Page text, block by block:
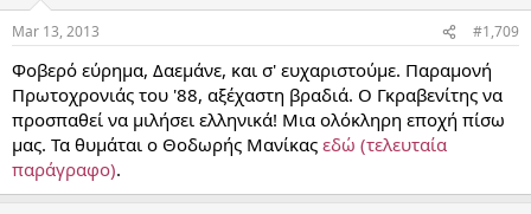
Mar 13, 2013 #1,709
Φοβερό εύρημα, Δαεμάνε, και σ' ευχαριστούμε. Παραμονή
Πρωτοχρονιάς του '88, αξέχαστη βραδιά. Ο Γκραβενίτης να
προσπαθεί να μιλήσει ελληνικά! Μια ολόκληρη εποχή πίσω
μας. Τα θυμάται ο Θοδωρής Μανίκας εδώ (τελευταία
παράγραφο).